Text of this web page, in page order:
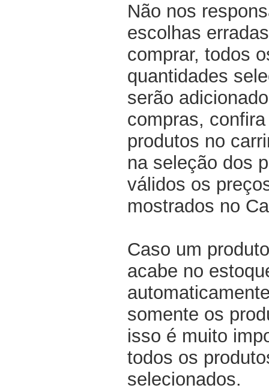
Não nos
escolhas
comprar, todos
quantidades
serão
compras,
produtos no
na seleção dos
válidos os
mostrados no
Caso um
acabe no
somente os
isso é muito
todos os
selecionados.